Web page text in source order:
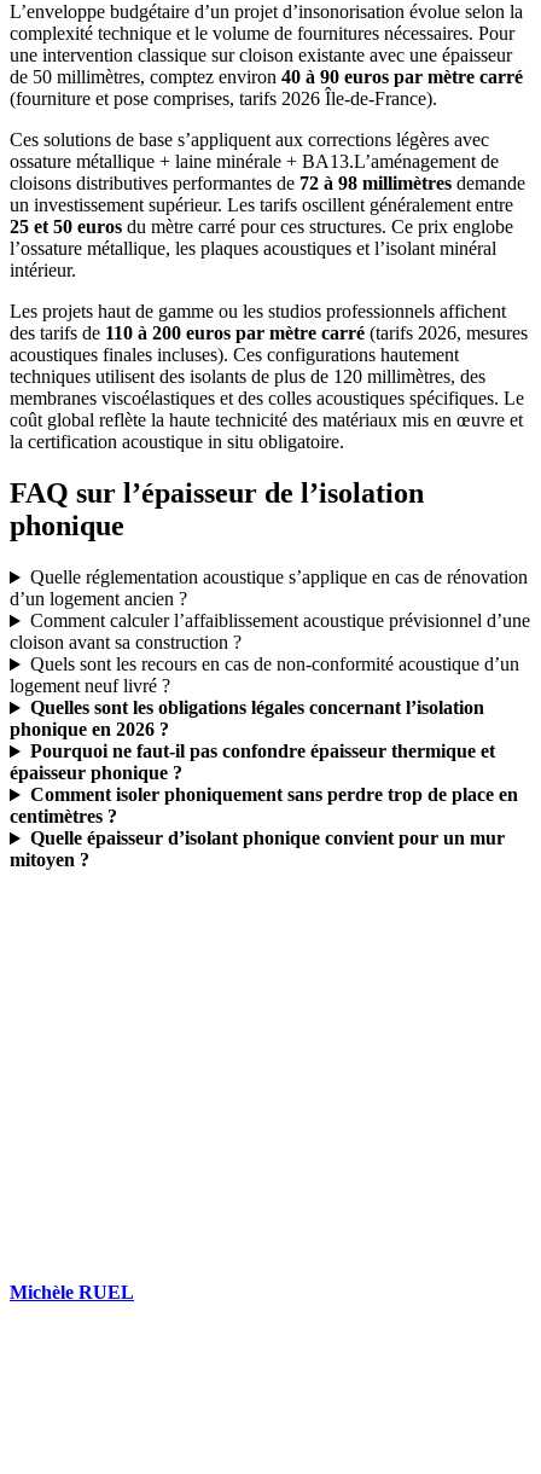
L’enveloppe budgétaire d’un projet d’insonorisation évolue selon la
complexité technique et le volume de fournitures nécessaires. Pour
une intervention classique sur cloison existante avec une épaisseur
de 50 millimètres, comptez environ 40 à 90 euros par mètre carré
(fourniture et pose comprises, tarifs 2026 Île-de-France).
Ces solutions de base s’appliquent aux corrections légères avec
ossature métallique + laine minérale + BA13.L’aménagement de
cloisons distributives performantes de 72 à 98 millimètres demande
un investissement supérieur. Les tarifs oscillent généralement entre
25 et 50 euros du mètre carré pour ces structures. Ce prix englobe
l’ossature métallique, les plaques acoustiques et l’isolant minéral
intérieur.
Les projets haut de gamme ou les studios professionnels affichent
des tarifs de 110 à 200 euros par mètre carré (tarifs 2026, mesures
acoustiques finales incluses). Ces configurations hautement
techniques utilisent des isolants de plus de 120 millimètres, des
membranes viscoélastiques et des colles acoustiques spécifiques. Le
coût global reflète la haute technicité des matériaux mis en œuvre et
la certification acoustique in situ obligatoire.
FAQ sur l’épaisseur de l’isolation
phonique
Quelle réglementation acoustique s’applique en cas de rénovation
d’un logement ancien ?
Comment calculer l’affaiblissement acoustique prévisionnel d’une
cloison avant sa construction ?
Quels sont les recours en cas de non-conformité acoustique d’un
logement neuf livré ?
Quelles sont les obligations légales concernant l’isolation
phonique en 2026 ?
Pourquoi ne faut-il pas confondre épaisseur thermique et
épaisseur phonique ?
Comment isoler phoniquement sans perdre trop de place en
centimètres ?
Quelle épaisseur d’isolant phonique convient pour un mur
mitoyen ?
Michèle RUEL